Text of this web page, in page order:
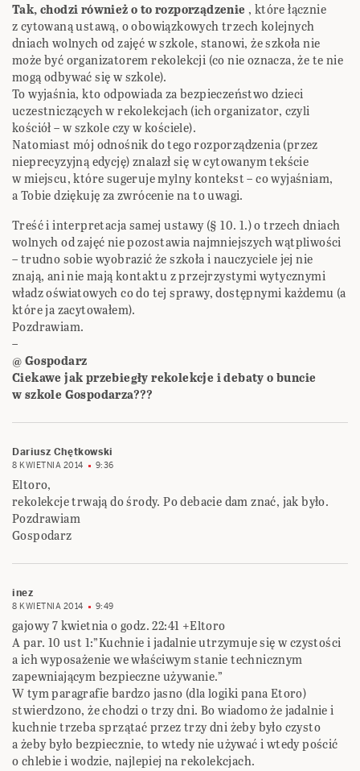
Tak, chodzi również o to rozporządzenie , które łącznie
z cytowaną ustawą, o obowiązkowych trzech kolejnych
dniach wolnych od zajęć w szkole, stanowi, że szkoła nie
może być organizatorem rekolekcji (co nie oznacza, że te nie
mogą odbywać się w szkole).
To wyjaśnia, kto odpowiada za bezpieczeństwo dzieci
uczestniczących w rekolekcjach (ich organizator, czyli
kościół – w szkole czy w kościele).
Natomiast mój odnośnik do tego rozporządzenia (przez
nieprecyzyjną edycję) znalazł się w cytowanym tekście
w miejscu, które sugeruje mylny kontekst – co wyjaśniam,
a Tobie dziękuję za zwrócenie na to uwagi.
Treść i interpretacja samej ustawy (§ 10. 1.) o trzech dniach
wolnych od zajęć nie pozostawia najmniejszych wątpliwości
– trudno sobie wyobrazić że szkoła i nauczyciele jej nie
znają, ani nie mają kontaktu z przejrzystymi wytycznymi
władz oświatowych co do tej sprawy, dostępnymi każdemu (a
które ja zacytowałem).
Pozdrawiam.
–
@ Gospodarz
Ciekawe jak przebiegły rekolekcje i debaty o buncie
w szkole Gospodarza???
Dariusz Chętkowski
8 KWIETNIA 2014 9:36
Eltoro,
rekolekcje trwają do środy. Po debacie dam znać, jak było.
Pozdrawiam
Gospodarz
inez
8 KWIETNIA 2014 9:49
gajowy 7 kwietnia o godz. 22:41 +Eltoro
A par. 10 ust 1:”Kuchnie i jadalnie utrzymuje się w czystości
a ich wyposażenie we właściwym stanie technicznym
zapewniającym bezpieczne używanie.”
W tym paragrafie bardzo jasno (dla logiki pana Etoro)
stwierdzono, że chodzi o trzy dni. Bo wiadomo że jadalnie i
kuchnie trzeba sprzątać przez trzy dni żeby było czysto
a żeby było bezpiecznie, to wtedy nie używać i wtedy pościć
o chlebie i wodzie, najlepiej na rekolekcjach.